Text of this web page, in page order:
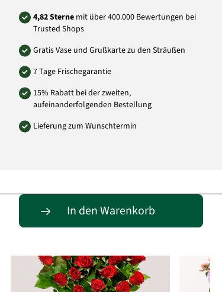
4,82 Sterne mit über 400.000 Bewertungen bei
Trusted Shops
Gratis Vase und Grußkarte zu den Sträußen
7 Tage Frischegarantie
15% Rabatt bei der zweiten,
aufeinanderfolgenden Bestellung
Lieferung zum Wunschtermin
In den Warenkorb
Passende Alternativen